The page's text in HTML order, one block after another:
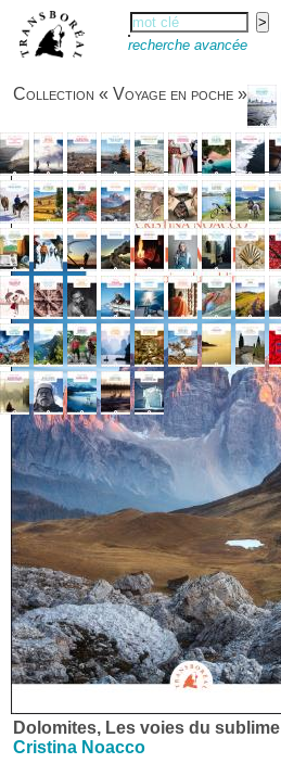
recherche avancée
Collection « Voyage en poche »
Dolomites, Les voies du sublime
Cristina Noacco